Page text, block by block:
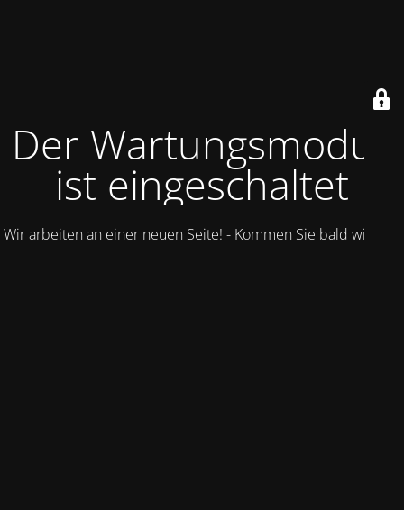
Der Wartungsmodus
ist eingeschaltet
Wir arbeiten an einer neuen Seite! - Kommen Sie bald wieder.